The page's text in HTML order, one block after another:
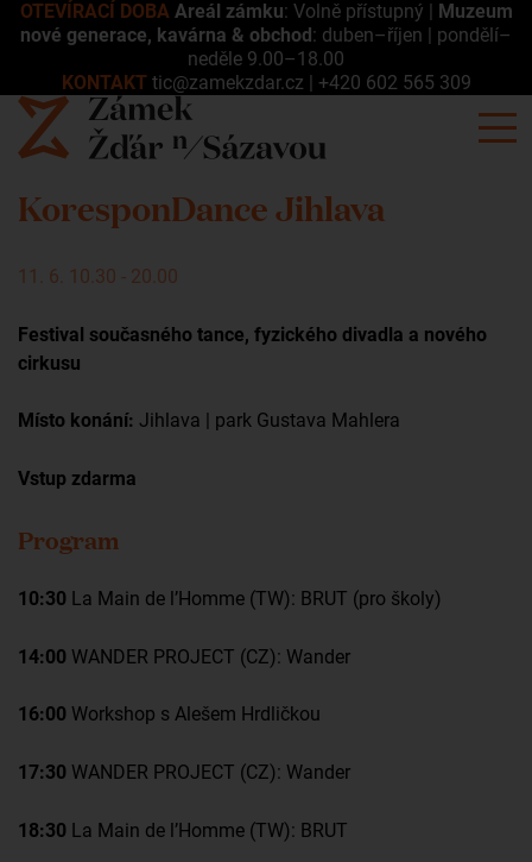
OTEVÍRACÍ DOBA Areál zámku: Volně přístupný | Muzeum
nové generace, kavárna & obchod: duben–říjen | pondělí–
neděle 9.00–18.00
KONTAKT tic@zamekzdar.cz | +420 602 565 309
KoresponDance Jihlava
11. 6. 10.30 - 20.00
Festival současného tance, fyzického divadla a nového
cirkusu
Místo konání: Jihlava | park Gustava Mahlera
Vstup zdarma
Program
10:30 La Main de l’Homme (TW): BRUT (pro školy)
14:00 WANDER PROJECT (CZ): Wander
16:00 Workshop s Alešem Hrdličkou
17:30 WANDER PROJECT (CZ): Wander
18:30 La Main de l’Homme (TW): BRUT